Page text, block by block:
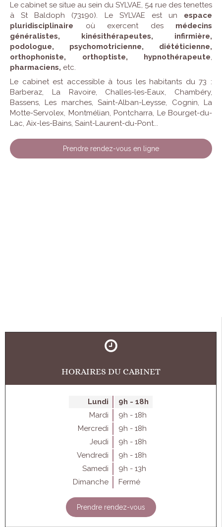
Le cabinet se situe au sein du SYLVAE, 54 rue des tenettes
à St Baldoph (73190). Le SYLVAE est un espace
pluridisciplinaire où exercent desmédecins
généralistes, kinésithérapeutes, infirmière,
podologue, psychomotricienne, diététicienne,
orthophoniste, orthoptiste, hypnothérapeute,
pharmaciens, etc.
Le cabinet est accessible à tous les habitants du 73 :
Barberaz, La Ravoire, Challes-les-Eaux, Chambéry,
Bassens, Les marches, Saint-Alban-Leysse, Cognin, La
Motte-Servolex, Montmélian, Pontcharra, Le Bourget-du-
Lac, Aix-les-Bains, Saint-Laurent-du-Pont...
Prendre rendez-vous en ligne
HORAIRES DU CABINET
Lundi
9h - 18h
Mardi
9h - 18h
Mercredi
9h - 18h
Jeudi
9h - 18h
Vendredi
9h - 18h
Samedi
9h - 13h
Dimanche
Fermé
Prendre rendez-vous